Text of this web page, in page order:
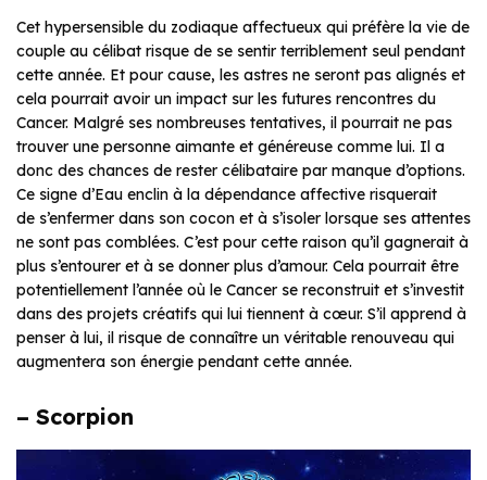
Cet hypersensible du zodiaque affectueux qui préfère la vie de
couple au célibat risque de se sentir terriblement seul pendant
cette année. Et pour cause, les astres ne seront pas alignés et
cela pourrait avoir un impact sur les futures rencontres du
Cancer. Malgré ses nombreuses tentatives, il pourrait ne pas
trouver une personne aimante et généreuse comme lui. Il a
donc des chances de rester célibataire par manque d’options.
Ce signe d’Eau enclin à la dépendance affective risquerait
de s’enfermer dans son cocon et à s’isoler lorsque ses attentes
ne sont pas comblées. C’est pour cette raison qu’il gagnerait à
plus s’entourer et à se donner plus d’amour. Cela pourrait être
potentiellement l’année où le Cancer se reconstruit et s’investit
dans des projets créatifs qui lui tiennent à cœur. S’il apprend à
penser à lui, il risque de connaître un véritable renouveau qui
augmentera son énergie pendant cette année.
– Scorpion